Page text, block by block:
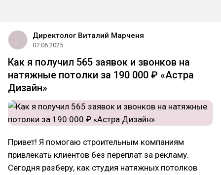
Директолог Виталий Марченя
07.06.2025
Как я получил 565 заявок и звонков на
натяжные потолки за 190 000 ₽ «Астра
Дизайн»
Привет! Я помогаю строительным компаниям
привлекать клиентов без переплат за рекламу.
Сегодня разберу, как студия натяжных потолков